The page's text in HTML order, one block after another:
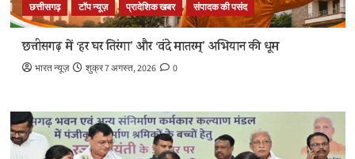
छत्तीसगढ़ टॉप न्यूज़ प्रादेशिक खबर संपादक की पसंद
छत्तीसगढ़ में ‘हर घर तिरंगा’ और ‘वंदे मातरम्’ अभियान की धूम
भारत न्यूज़ शुक्र 7 अगस्त, 2026 0